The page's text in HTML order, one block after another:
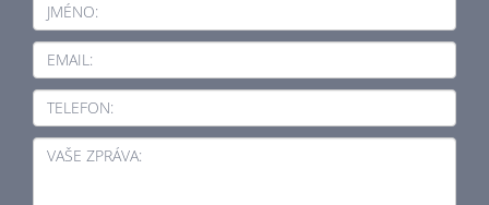
JMÉNO:
EMAIL:
TELEFON:
VAŠE ZPRÁVA: